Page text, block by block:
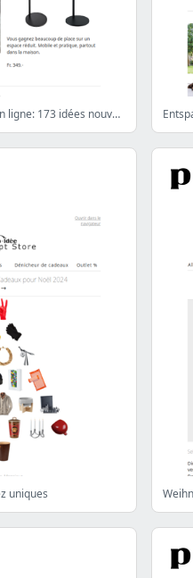
Le nouveau catalogue en ligne: 173 idées nouvelles pour votre intérieur
uniques